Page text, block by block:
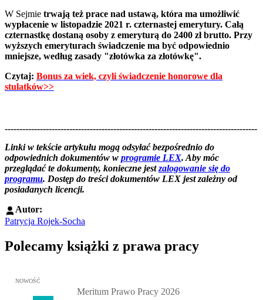
W Sejmie trwają też prace nad ustawą, która ma umożliwić
wypłacenie w listopadzie 2021 r. czternastej emerytury. Całą
czternastkę dostaną osoby z emeryturą do 2400 zł brutto. Przy
wyższych emeryturach świadczenie ma być odpowiednio
mniejsze, według zasady "złotówka za złotówkę".
Czytaj: Bonus za wiek, czyli świadczenie honorowe dla
stulatków>>
--------------------------------------------------------------------------------------
Linki w tekście artykułu mogą odsyłać bezpośrednio do
odpowiednich dokumentów w programie LEX. Aby móc
przeglądać te dokumenty, konieczne jestzalogowanie się do
programu. Dostęp do treści dokumentów LEX jest zależny od
posiadanych licencji.
Autor:
Patrycja Rojek-Socha
Polecamy książki z prawa pracy
Przejdź do: Meritum Prawo Pracy 2026, Kazimierz Jaśkowski -
NOWOŚĆ
Meritum Prawo Pracy 2026